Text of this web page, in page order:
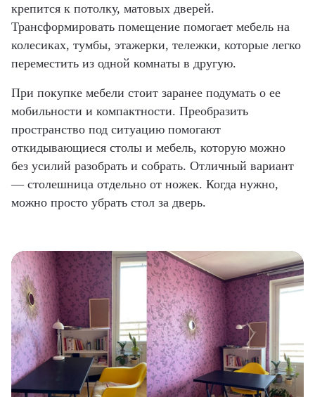
крепится к потолку, матовых дверей.
Трансформировать помещение помогает мебель на
колесиках, тумбы, этажерки, тележки, которые легко
переместить из одной комнаты в другую.
При покупке мебели стоит заранее подумать о ее
мобильности и компактности. Преобразить
пространство под ситуацию помогают
откидывающиеся столы и мебель, которую можно
без усилий разобрать и собрать. Отличный вариант
— столешница отдельно от ножек. Когда нужно,
можно просто убрать стол за дверь.